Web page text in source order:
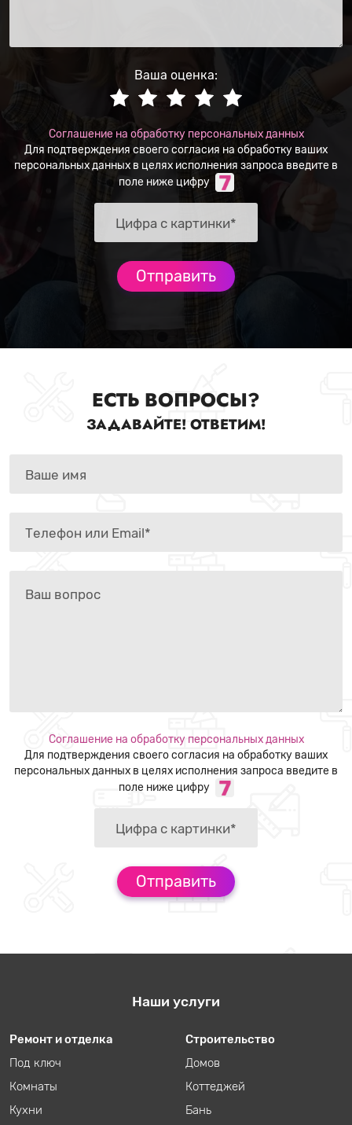
Ваша оценка:
Соглашение на обработку персональных данных
Для подтверждения своего согласия на обработку ваших
персональных данных в целях исполнения запроса введите в
поле ниже цифру
ЕСТЬ ВОПРОСЫ?
ЗАДАВАЙТЕ! ОТВЕТИМ!
Соглашение на обработку персональных данных
Для подтверждения своего согласия на обработку ваших
персональных данных в целях исполнения запроса введите в
поле ниже цифру
Наши услуги
Ремонт и отделка
Под ключ
Комнаты
Кухни
Строительство
Домов
Коттеджей
Бань